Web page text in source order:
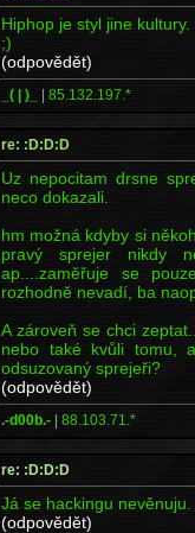
Hiphop je styl jine
;)
(odpovědět)
_( | )_ | 85.132.197.*
re: :D:D:D
Uz nepocitam drsne
neco dokazali.
hm možná kdyby si
pravý sprejer nikdy
ap....zaměřuje se
rozhodně nevadí, ba
A zároveň se chci
nebo také kvůli tomu,
odsuzovaný sprejeři?
(odpovědět)
.-d00b.- | 88.103.71.*
re: :D:D:D
Já se hackingu
(odpovědět)